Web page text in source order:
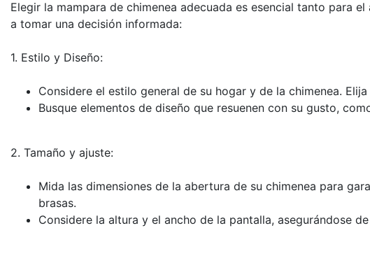
Elegir la mampara de chimenea adecuada es esencial tanto para
a tomar una decisión informada:
1. Estilo y Diseño:
Considere el estilo general de su hogar y de la chimenea.
Busque elementos de diseño que resuenen con su gusto,
2. Tamaño y ajuste:
Mida las dimensiones de la abertura de su chimenea para
brasas.
Considere la altura y el ancho de la pantalla, asegurándose